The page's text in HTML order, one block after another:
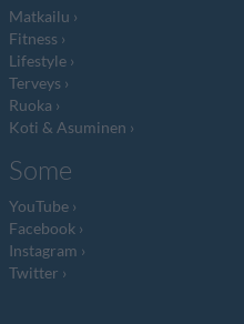
Matkailu
Fitness
Lifestyle
Terveys
Ruoka
Koti & Asuminen
Some
YouTube
Facebook
Instagram
Twitter